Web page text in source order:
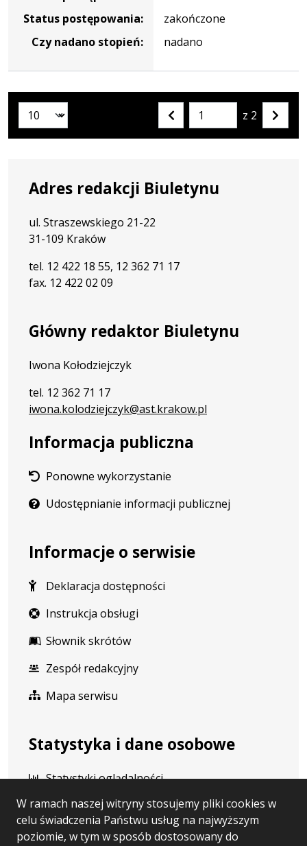
W ramach naszej witryny stosujemy pliki cookies w
celu świadczenia Państwu usług na najwyższym
poziomie, w tym w sposób dostosowany do
Status postępowania:
zakończone
Czy nadano stopień:
nadano
Liczba artykułów na stronie:
Poprzednia
Przejdź
do
z 2
Adres redakcji Biuletynu
ul. Straszewskiego 21-22
31-109 Kraków
tel. 12 422 18 55, 12 362 71 17
fax. 12 422 02 09
Główny redaktor Biuletynu
Iwona Kołodziejczyk
tel. 12 362 71 17
iwona.kolodziejczyk@ast.krakow.pl
Informacja publiczna
Ponowne wykorzystanie
Udostępnianie informacji publicznej
Informacje o serwisie
Deklaracja dostępności
Instrukcja obsługi
Słownik skrótów
Zespół redakcyjny
Mapa serwisu
Statystyka i dane osobowe
Statystyki oglądalności
Ostatnio dodane
Polityka prywatności